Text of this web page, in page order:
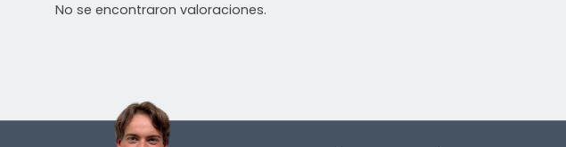
No se encontraron valoraciones.